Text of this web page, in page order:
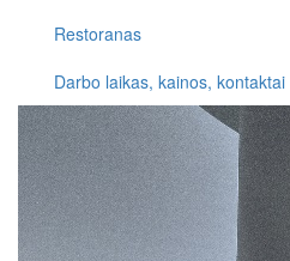
Restoranas
Darbo laikas, kainos, kontaktai